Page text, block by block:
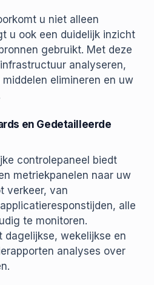
u niet alleen
u ook een duidelijk inzicht
gebruikt. Met deze
analyseren,
elimineren en uw
en Gedetailleerde
controlepaneel biedt
metriekpanelen naar uw
verkeer, van
alle
te monitoren.
dagelijkse, wekelijkse en
analyses over